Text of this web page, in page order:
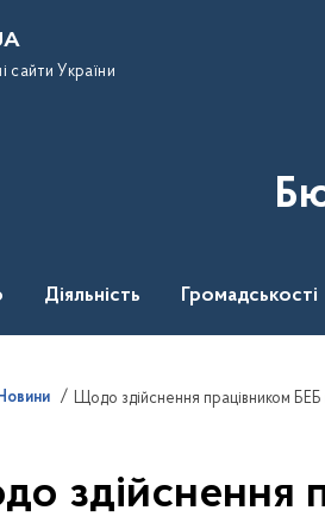
сайти України
Діяльність Громадськості
Щодо здійснення працівником БЕБ
здійснення